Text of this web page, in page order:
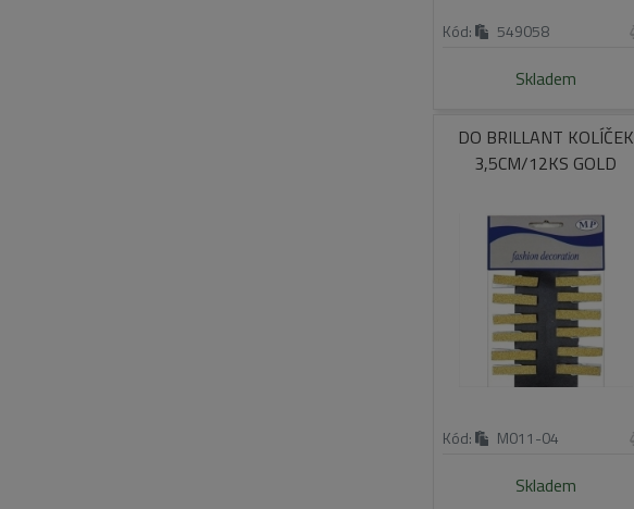
Kód: 549058
Skladem
DO BRILLANT KOLÍČEK
3,5CM/12KS GOLD
Kód: M011-04
Skladem